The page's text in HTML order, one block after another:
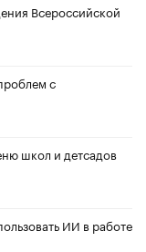
Всероссийской
с
школ и детсадов
ИИ в работе